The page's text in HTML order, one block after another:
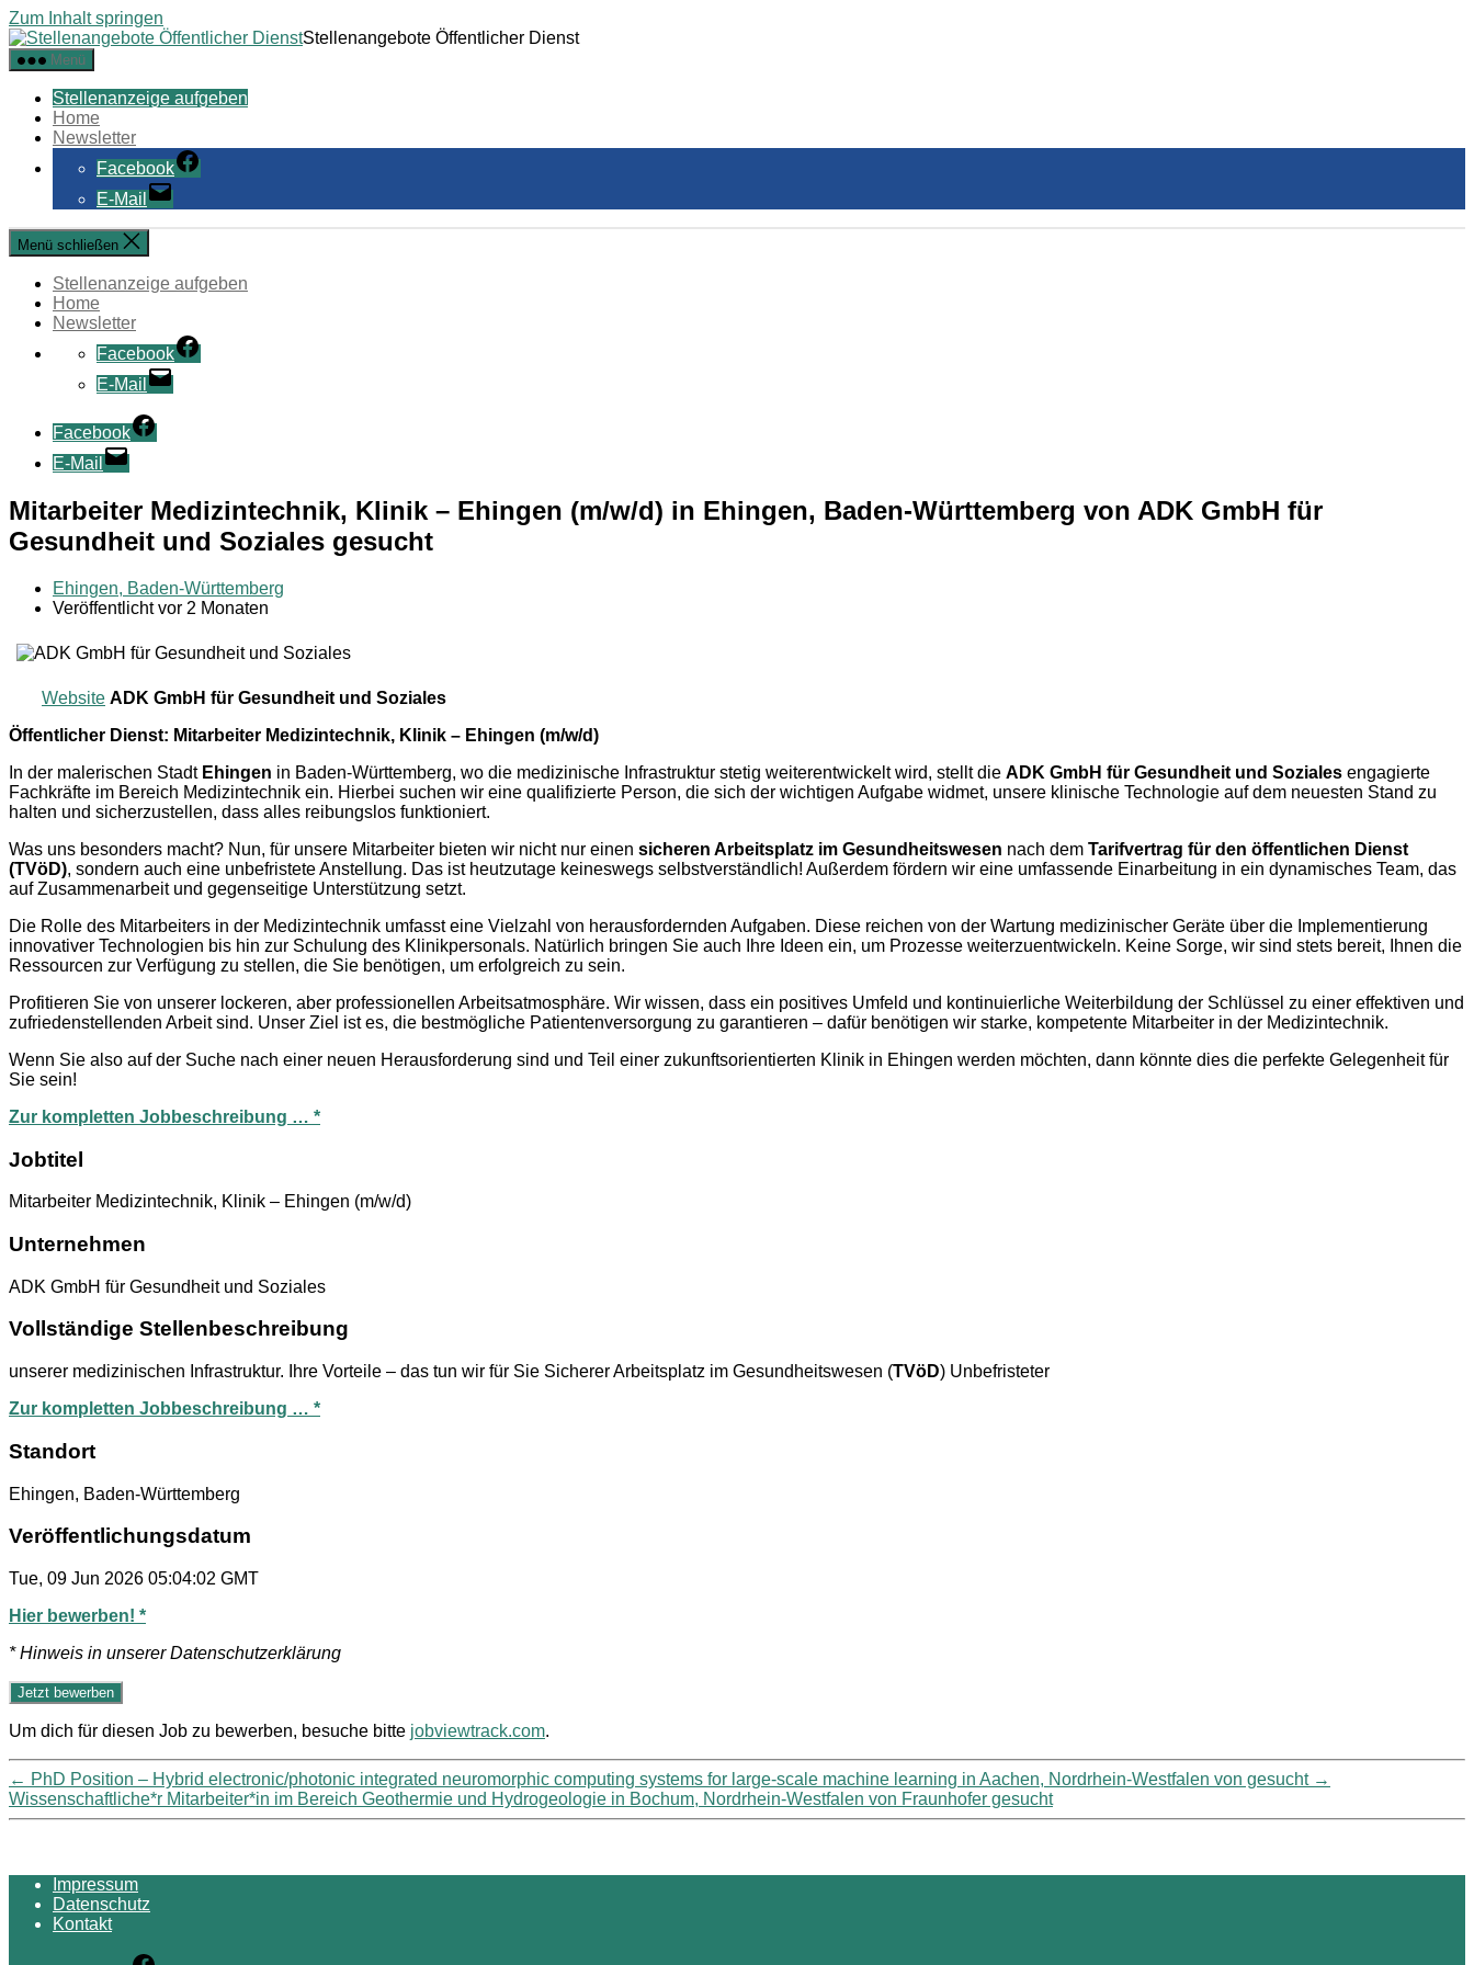
Zum Inhalt springen
Stellenangebote Öffentlicher Dienst
Menü
Stellenanzeige aufgeben
Home
Newsletter
Facebook
E-Mail
Menü schließen
Stellenanzeige aufgeben
Home
Newsletter
Facebook
E-Mail
Facebook
E-Mail
Mitarbeiter Medizintechnik, Klinik – Ehingen (m/w/d) in Ehingen, Baden-Württemberg von ADK GmbH für
Gesundheit und Soziales gesucht
Ehingen, Baden-Württemberg
Veröffentlicht vor 2 Monaten
Website ADK GmbH für Gesundheit und Soziales
Öffentlicher Dienst: Mitarbeiter Medizintechnik, Klinik – Ehingen (m/w/d)
In der malerischen Stadt Ehingen in Baden-Württemberg, wo die medizinische Infrastruktur stetig weiterentwickelt wird, stellt die ADK GmbH für Gesundheit und Soziales engagierte
Fachkräfte im Bereich Medizintechnik ein. Hierbei suchen wir eine qualifizierte Person, die sich der wichtigen Aufgabe widmet, unsere klinische Technologie auf dem neuesten Stand zu
halten und sicherzustellen, dass alles reibungslos funktioniert.
Was uns besonders macht? Nun, für unsere Mitarbeiter bieten wir nicht nur einen sicheren Arbeitsplatz im Gesundheitswesen nach dem Tarifvertrag für den öffentlichen Dienst
(TVöD), sondern auch eine unbefristete Anstellung. Das ist heutzutage keineswegs selbstverständlich! Außerdem fördern wir eine umfassende Einarbeitung in ein dynamisches Team, das
auf Zusammenarbeit und gegenseitige Unterstützung setzt.
Die Rolle des Mitarbeiters in der Medizintechnik umfasst eine Vielzahl von herausfordernden Aufgaben. Diese reichen von der Wartung medizinischer Geräte über die Implementierung
innovativer Technologien bis hin zur Schulung des Klinikpersonals. Natürlich bringen Sie auch Ihre Ideen ein, um Prozesse weiterzuentwickeln. Keine Sorge, wir sind stets bereit, Ihnen die
Ressourcen zur Verfügung zu stellen, die Sie benötigen, um erfolgreich zu sein.
Profitieren Sie von unserer lockeren, aber professionellen Arbeitsatmosphäre. Wir wissen, dass ein positives Umfeld und kontinuierliche Weiterbildung der Schlüssel zu einer effektiven und
zufriedenstellenden Arbeit sind. Unser Ziel ist es, die bestmögliche Patientenversorgung zu garantieren – dafür benötigen wir starke, kompetente Mitarbeiter in der Medizintechnik.
Wenn Sie also auf der Suche nach einer neuen Herausforderung sind und Teil einer zukunftsorientierten Klinik in Ehingen werden möchten, dann könnte dies die perfekte Gelegenheit für
Sie sein!
Zur kompletten Jobbeschreibung … *
Jobtitel
Mitarbeiter Medizintechnik, Klinik – Ehingen (m/w/d)
Unternehmen
ADK GmbH für Gesundheit und Soziales
Vollständige Stellenbeschreibung
unserer medizinischen Infrastruktur. Ihre Vorteile – das tun wir für Sie Sicherer Arbeitsplatz im Gesundheitswesen (TVöD) Unbefristeter
Zur kompletten Jobbeschreibung … *
Standort
Ehingen, Baden-Württemberg
Veröffentlichungsdatum
Tue, 09 Jun 2026 05:04:02 GMT
Hier bewerben! *
* Hinweis in unserer Datenschutzerklärung
Um dich für diesen Job zu bewerben, besuche bitte jobviewtrack.com.
← PhD Position – Hybrid electronic/photonic integrated neuromorphic computing systems for large-scale machine learning in Aachen, Nordrhein-Westfalen von gesucht →
Wissenschaftliche*r Mitarbeiter*in im Bereich Geothermie und Hydrogeologie in Bochum, Nordrhein-Westfalen von Fraunhofer gesucht
Impressum
Datenschutz
Kontakt